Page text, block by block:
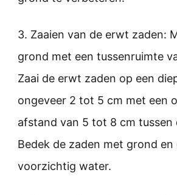
3. Zaaien van de erwt zaden:
grond met een tussenruimte
Zaai de erwt zaden op een
ongeveer 2 tot 5 cm met een
afstand van 5 tot 8 cm tussen
Bedek de zaden met grond en
voorzichtig water.